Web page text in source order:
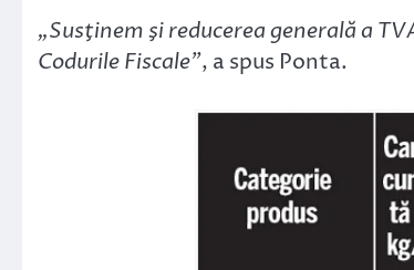
„Susţinem şi reducerea generală a
Codurile Fiscale”, a spus Ponta.